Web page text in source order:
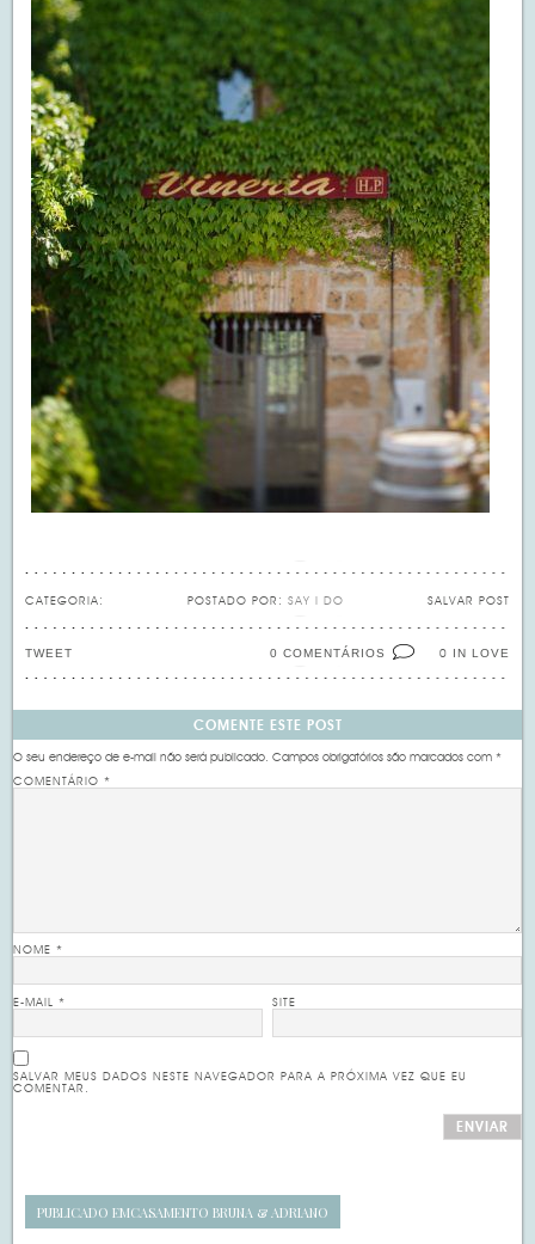
CATEGORIA: SALVAR POST
POSTADO POR: SAY I DO
0 IN LOVE
0 COMENTÁRIOS
TWEET
COMENTE ESTE POST
O seu endereço de e-mail não será publicado. Campos obrigatórios são marcados com*
COMENTÁRIO*
NOME*
E-MAIL* SITE
SALVAR MEUS DADOS NESTE NAVEGADOR PARA A PRÓXIMA VEZ QUE EU
COMENTAR.
PUBLICADO EMCASAMENTO BRUNA & ADRIANO